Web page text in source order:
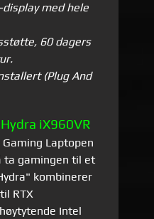
med hele
60 dagers
(Plug And
iX960VR
Laptopen
ta gamingen til et
kombinerer
RTX
Intel